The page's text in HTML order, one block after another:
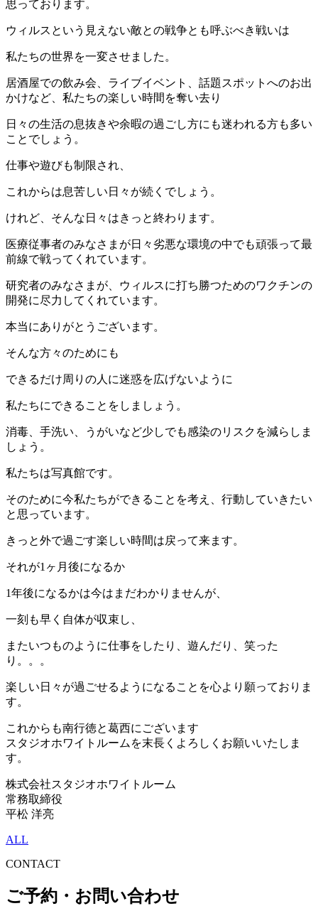
思っております。
ウィルスという見えない敵との戦争とも呼ぶべき戦いは
私たちの世界を一変させました。
居酒屋での飲み会、ライブイベント、話題スポットへのお出
かけなど、私たちの楽しい時間を奪い去り
日々の生活の息抜きや余暇の過ごし方にも迷われる方も多い
ことでしょう。
仕事や遊びも制限され、
これからは息苦しい日々が続くでしょう。
けれど、そんな日々はきっと終わります。
医療従事者のみなさまが日々劣悪な環境の中でも頑張って最
前線で戦ってくれています。
研究者のみなさまが、ウィルスに打ち勝つためのワクチンの
開発に尽力してくれています。
本当にありがとうございます。
そんな方々のためにも
できるだけ周りの人に迷惑を広げないように
私たちにできることをしましょう。
消毒、手洗い、うがいなど少しでも感染のリスクを減らしま
しょう。
私たちは写真館です。
そのために今私たちができることを考え、行動していきたい
と思っています。
きっと外で過ごす楽しい時間は戻って来ます。
それが1ヶ月後になるか
1年後になるかは今はまだわかりませんが、
一刻も早く自体が収束し、
またいつものように仕事をしたり、遊んだり、笑った
り。。。
楽しい日々が過ごせるようになることを心より願っておりま
す。
これからも南行徳と葛西にございます
スタジオホワイトルームを末長くよろしくお願いいたしま
す。
株式会社スタジオホワイトルーム
常務取締役
平松 洋亮
ALL
CONTACT
ご予約・お問い合わせ